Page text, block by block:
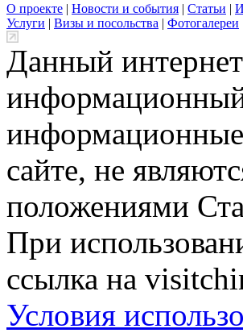
О проекте | Новости и события | Статьи |
Услуги | Визы и посольства | Фотогалереи
Данный
информационный
сайте, не
положениями
При
ссылка на
Условия